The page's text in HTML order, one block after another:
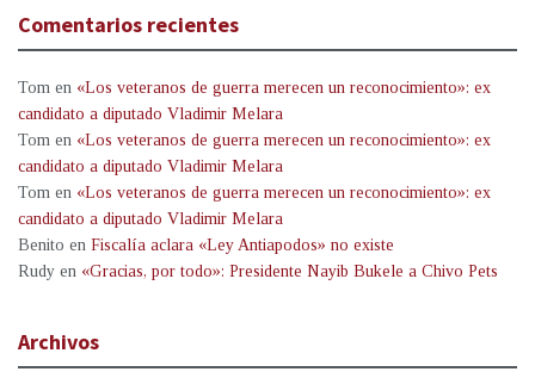
Comentarios recientes
Tom en «Los veteranos de guerra merecen un reconocimiento»: ex
candidato a diputado Vladimir Melara
Tom en «Los veteranos de guerra merecen un reconocimiento»: ex
candidato a diputado Vladimir Melara
Tom en «Los veteranos de guerra merecen un reconocimiento»: ex
candidato a diputado Vladimir Melara
Benito en Fiscalía aclara «Ley Antiapodos» no existe
Rudy en «Gracias, por todo»: Presidente Nayib Bukele a Chivo Pets
Archivos